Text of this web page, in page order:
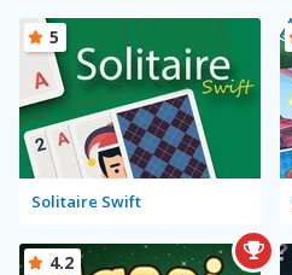
Solitaire Swift
5
4.2